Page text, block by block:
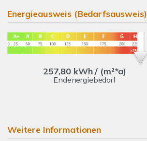
Energieausweis (Bedarfsausweis)
257,80 kWh / (m²*a)
Endenergiebedarf
Weitere Informationen